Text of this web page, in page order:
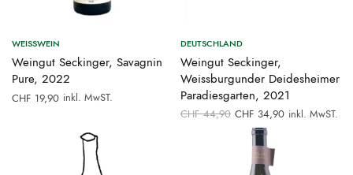
WEISSWEIN
Weingut Seckinger, Savagnin
Pure, 2022
CHF 19,90 inkl. MwST.
DEUTSCHLAND
Weingut Seckinger,
Weissburgunder Deidesheimer
Paradiesgarten, 2021
CHF44,90 Ursprünglicher
Preis war:
CHF 44,90
CHF 34,90Aktueller
inkl. MwST.